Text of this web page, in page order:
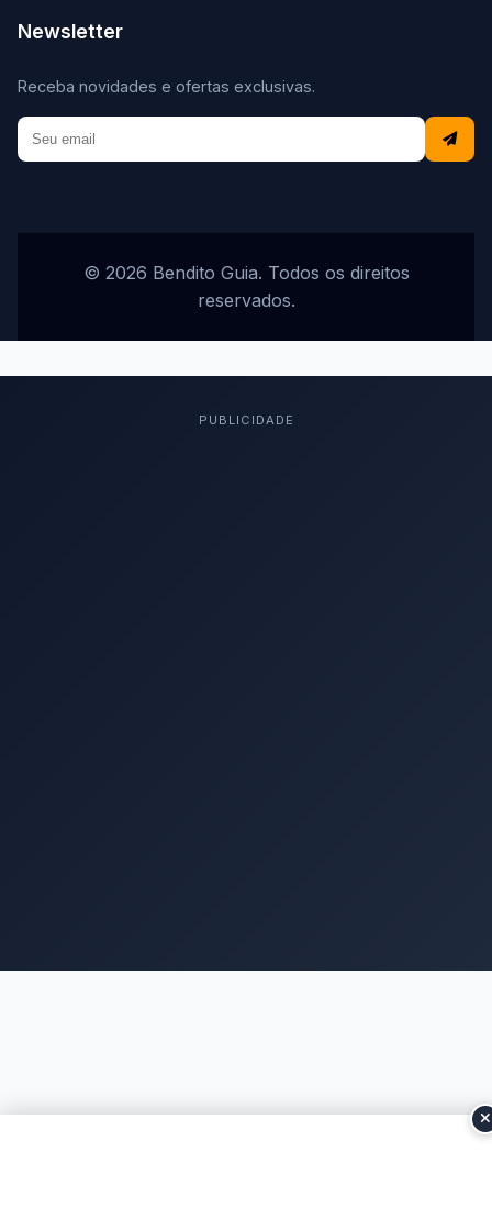
Newsletter
Receba novidades e ofertas exclusivas.
© 2026 Bendito Guia. Todos os direitos
reservados.